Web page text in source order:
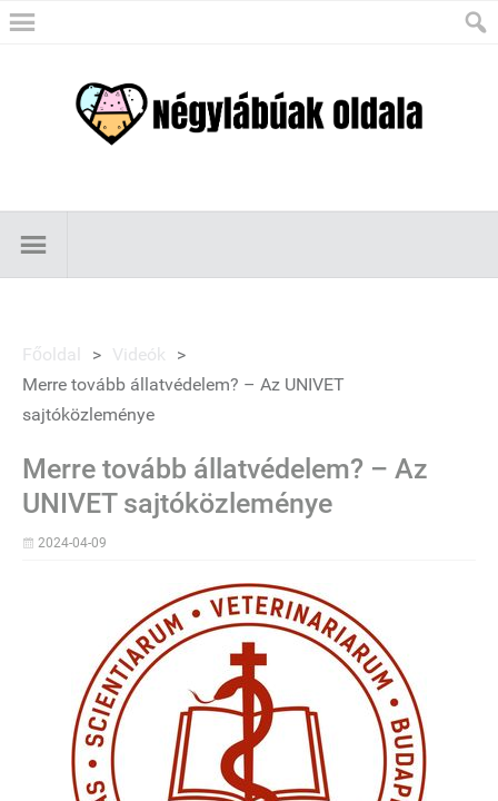
Főoldal > Videók
>
Merre tovább állatvédelem? – Az UNIVET
sajtóközleménye
Merre tovább állatvédelem? – Az
UNIVET sajtóközleménye
2024-04-09